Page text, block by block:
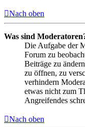
Nach oben
Was sind
Die Aufgabe der
Forum zu
Beiträge zu
zu öffnen, zu
verhindern
etwas nicht zum
Angreifendes
Nach oben